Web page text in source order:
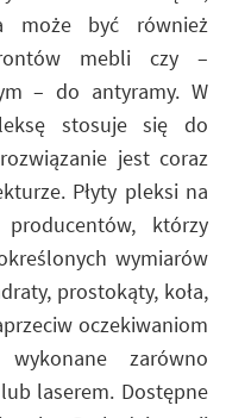
może być również
mebli czy –
– do antyramy. W
stosuje się do
jest coraz
Płyty pleksi na
którzy
wymiarów
prostokąty, koła,
oczekiwaniom
zarówno
laserem. Dostępne